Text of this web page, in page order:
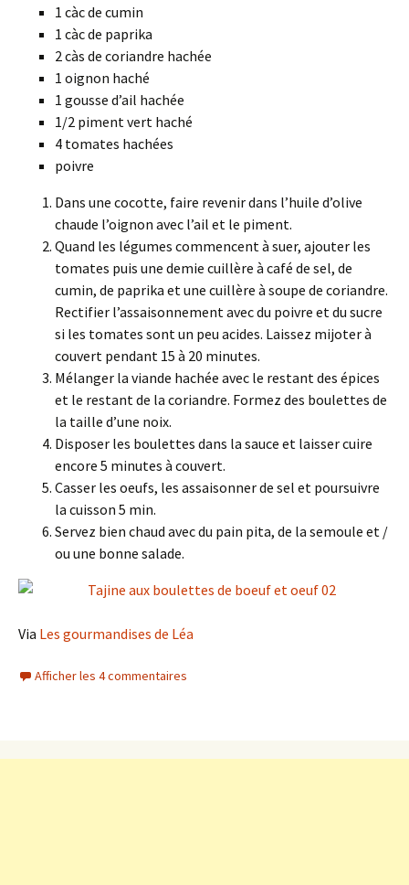
1 càc de cumin
1 càc de paprika
2 càs de coriandre hachée
1 oignon haché
1 gousse d’ail hachée
1/2 piment vert haché
4 tomates hachées
poivre
Dans une cocotte, faire revenir dans l’huile d’olive
chaude l’oignon avec l’ail et le piment.
Quand les légumes commencent à suer, ajouter les
tomates puis une demie cuillère à café de sel, de
cumin, de paprika et une cuillère à soupe de coriandre.
Rectifier l’assaisonnement avec du poivre et du sucre
si les tomates sont un peu acides. Laissez mijoter à
couvert pendant 15 à 20 minutes.
Mélanger la viande hachée avec le restant des épices
et le restant de la coriandre. Formez des boulettes de
la taille d’une noix.
Disposer les boulettes dans la sauce et laisser cuire
encore 5 minutes à couvert.
Casser les oeufs, les assaisonner de sel et poursuivre
la cuisson 5 min.
Servez bien chaud avec du pain pita, de la semoule et /
ou une bonne salade.
Via Les gourmandises de Léa
Afficher les 4 commentaires